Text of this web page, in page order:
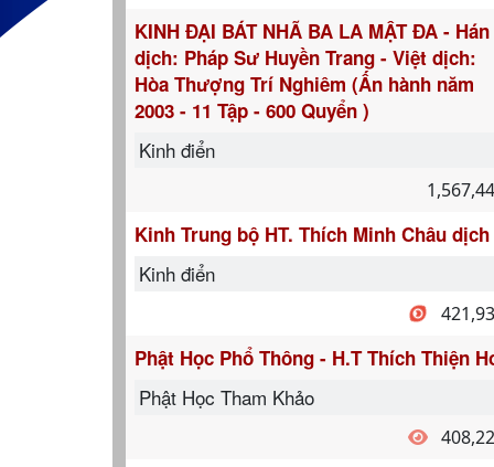
KINH ĐẠI BÁT NHÃ BA LA MẬT ĐA - Hán
dịch: Pháp Sư Huyền Trang - Việt dịch:
Hòa Thượng Trí Nghiêm (Ấn hành năm
2003 - 11 Tập - 600 Quyển )
Kinh điển
Kinh Trung bộ HT. Thích Minh Châu dịch
Kinh điển
Phật Học Phổ Thông - H.T Thích Thiện
Phật Học Tham Khảo